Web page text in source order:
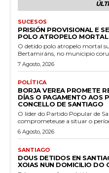
SUCESOS
PRISIÓN PROVISIONAL E
POLO ATROPELO MORTAL
O detido polo atropelo mortal
Bertamiráns, no municipio
7 Agosto, 2026
POLÍTICA
BORJA VEREA PROMETE
DÍAS O PAGAMENTO AOS
CONCELLO DE SANTIAGO
O líder do Partido Popular de
comprometeuse a situar o
6 Agosto, 2026
SANTIAGO
DOUS DETIDOS EN
XOIAS NUN DOMICILIO DO